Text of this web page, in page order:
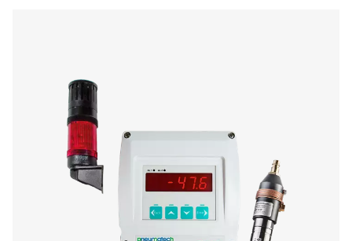
Compteurs de point de rosée mobiles PDP
Les contrôleurs PDP Check M et M plus sont des
point de rosée mobiles conçus pour une surveillance